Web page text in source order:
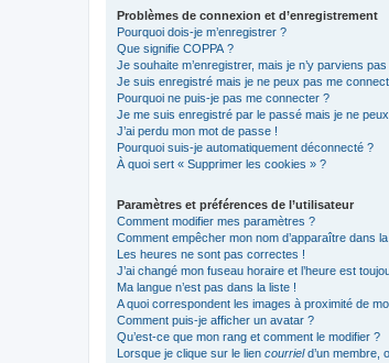
Problèmes de connexion et d’enregistrement
Pourquoi dois-je m’enregistrer ?
Que signifie COPPA ?
Je souhaite m’enregistrer, mais je n’y parviens pas
Je suis enregistré mais je ne peux pas me
Pourquoi ne puis-je pas me connecter ?
Je me suis enregistré par le passé mais je ne
J’ai perdu mon mot de passe !
Pourquoi suis-je automatiquement déconnecté ?
À quoi sert « Supprimer les cookies » ?
Paramètres et préférences de l’utilisateur
Comment modifier mes paramètres ?
Comment empêcher mon nom d’apparaître dans
Les heures ne sont pas correctes !
J’ai changé mon fuseau horaire et l’heure est
Ma langue n’est pas dans la liste !
A quoi correspondent les images à proximité de
Comment puis-je afficher un avatar ?
Qu’est-ce que mon rang et comment le modifier ?
Lorsque je clique sur le lien courrield’un membre,